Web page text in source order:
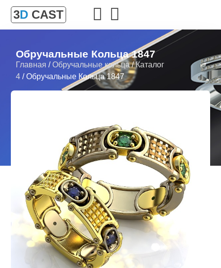
3D CAST
Обручальные Кольца 1847
Главная /Обручальные кольца/Каталог
4 / Обручальные Кольца 1847